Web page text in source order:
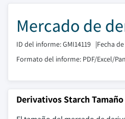
Mercado de
ID del informe: GMI14119 |Fecha
Formato del informe: PDF/Excel/
Derivativos Starch